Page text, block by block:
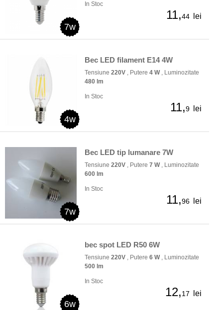
7w
In Stoc
11,44 lei
4w
Bec LED filament E14 4W
Tensiune 220V , Putere 4 W, Luminozitate
480 lm
In Stoc
11,9 lei
7w
Bec LED tip lumanare 7W
Tensiune 220V , Putere 7 W, Luminozitate
600 lm
In Stoc
11,96 lei
6w
bec spot LED R50 6W
Tensiune 220V , Putere 6 W, Luminozitate
500 lm
In Stoc
12,17 lei